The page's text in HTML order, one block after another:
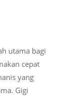
utama bagi
cepat
yang
Gigi